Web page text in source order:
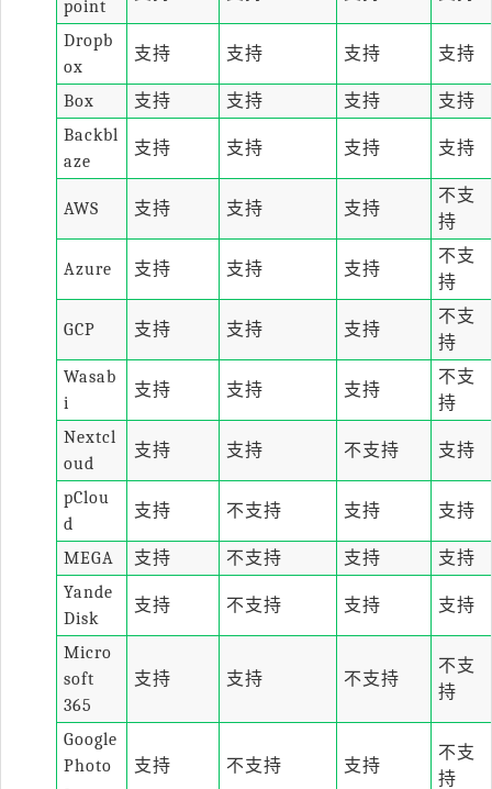
point
Dropb
ox
支持 支持 支持 支持
Box 支持 支持 支持
支持
Backbl
aze
支持 支持 支持 支持
AWS 支持 支持 支持
不支
持
Azure 支持 支持 支持
不支
持
GCP 支持 支持 支持
不支
持
Wasab
i
支持 支持 支持
不支
持
Nextcl
oud
支持 支持 不支持 支持
pClou
d
支持 不支持 支持 支持
MEGA 支持 不支持 支持
支持
Yande
Disk
支持 不支持 支持 支持
Micro
soft
365
支持 支持 不支持
不支
持
Google
Photo
支持 不支持 支持
不支
持